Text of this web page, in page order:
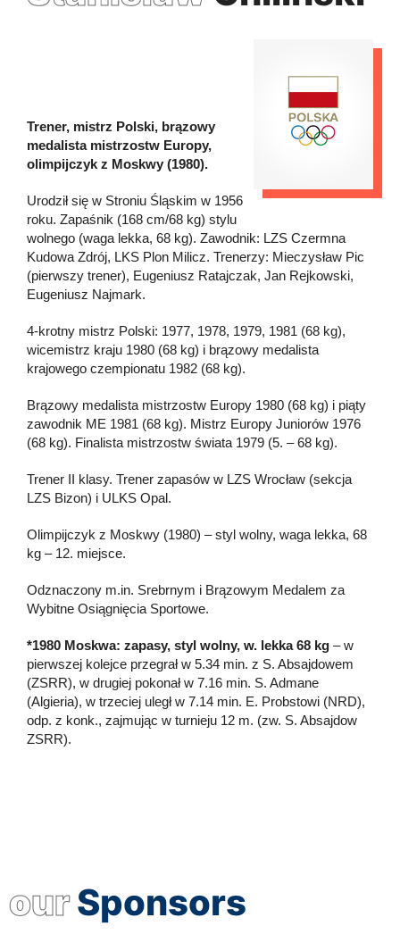
Trener, mistrz Polski, brązowy
medalista mistrzostw Europy,
olimpijczyk z Moskwy (1980).
Urodził się w Stroniu Śląskim w 1956
roku. Zapaśnik (168 cm/68 kg) stylu
wolnego (waga lekka, 68 kg). Zawodnik: LZS Czermna
Kudowa Zdrój, LKS Plon Milicz. Trenerzy: Mieczysław Pic
(pierwszy trener), Eugeniusz Ratajczak, Jan Rejkowski,
Eugeniusz Najmark.
4-krotny mistrz Polski: 1977, 1978, 1979, 1981 (68 kg),
wicemistrz kraju 1980 (68 kg) i brązowy medalista
krajowego czempionatu 1982 (68 kg).
Brązowy medalista mistrzostw Europy 1980 (68 kg) i piąty
zawodnik ME 1981 (68 kg). Mistrz Europy Juniorów 1976
(68 kg). Finalista mistrzostw świata 1979 (5. – 68 kg).
Trener II klasy. Trener zapasów w LZS Wrocław (sekcja
LZS Bizon) i ULKS Opal.
Olimpijczyk z Moskwy (1980) – styl wolny, waga lekka, 68
kg – 12. miejsce.
Odznaczony m.in. Srebrnym i Brązowym Medalem za
Wybitne Osiągnięcia Sportowe.
*1980 Moskwa: zapasy, styl wolny, w. lekka 68 kg – w
pierwszej kolejce przegrał w 5.34 min. z S. Absajdowem
(ZSRR), w drugiej pokonał w 7.16 min. S. Admane
(Algieria), w trzeciej uległ w 7.14 min. E. Probstowi (NRD),
odp. z konk., zajmując w turnieju 12 m. (zw. S. Absajdow
ZSRR).
ourSponsors